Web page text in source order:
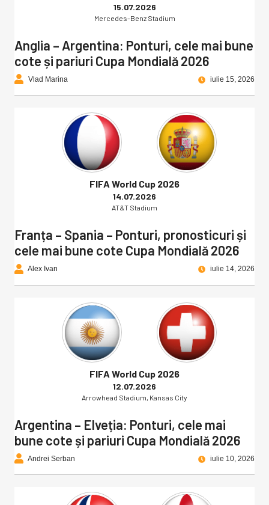
15.07.2026
Mercedes-Benz Stadium
Anglia – Argentina: Ponturi, cele mai bune
cote și pariuri Cupa Mondială 2026
Vlad Marina iulie 15, 2026
FIFA World Cup 2026
14.07.2026
AT&T Stadium
Franța – Spania – Ponturi, pronosticuri și
cele mai bune cote Cupa Mondială 2026
Alex Ivan iulie 14, 2026
FIFA World Cup 2026
12.07.2026
Arrowhead Stadium, Kansas City
Argentina – Elveția: Ponturi, cele mai
bune cote și pariuri Cupa Mondială 2026
Andrei Serban iulie 10, 2026